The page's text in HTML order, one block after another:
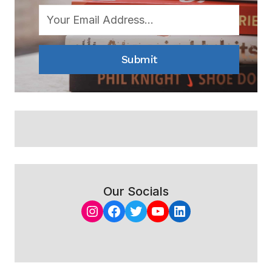
Submit
Our Socials
Instagram
Facebook
Twitter
YouTube
LinkedIn